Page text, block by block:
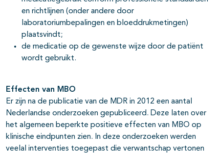
en richtlijnen (onder andere door
laboratoriumbepalingen en bloeddrukmetingen)
plaatsvindt;
de medicatie op de gewenste wijze door de patiënt
wordt gebruikt.
Effecten van MBO
Er zijn na de publicatie van de MDR in 2012 een aantal
Nederlandse onderzoeken gepubliceerd. Deze laten over
het algemeen beperkte positieve effecten van MBO op
klinische eindpunten zien. In deze onderzoeken werden
veelal interventies toegepast die verwantschap vertonen